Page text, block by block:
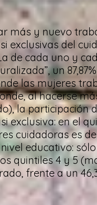
más y nuevo
exclusivas del
de cada uno y
un
las mujeres
al hacerse
la participación
exclusiva: en el
cuidadoras es
educativo:
quintiles 4 y 5
frente a un